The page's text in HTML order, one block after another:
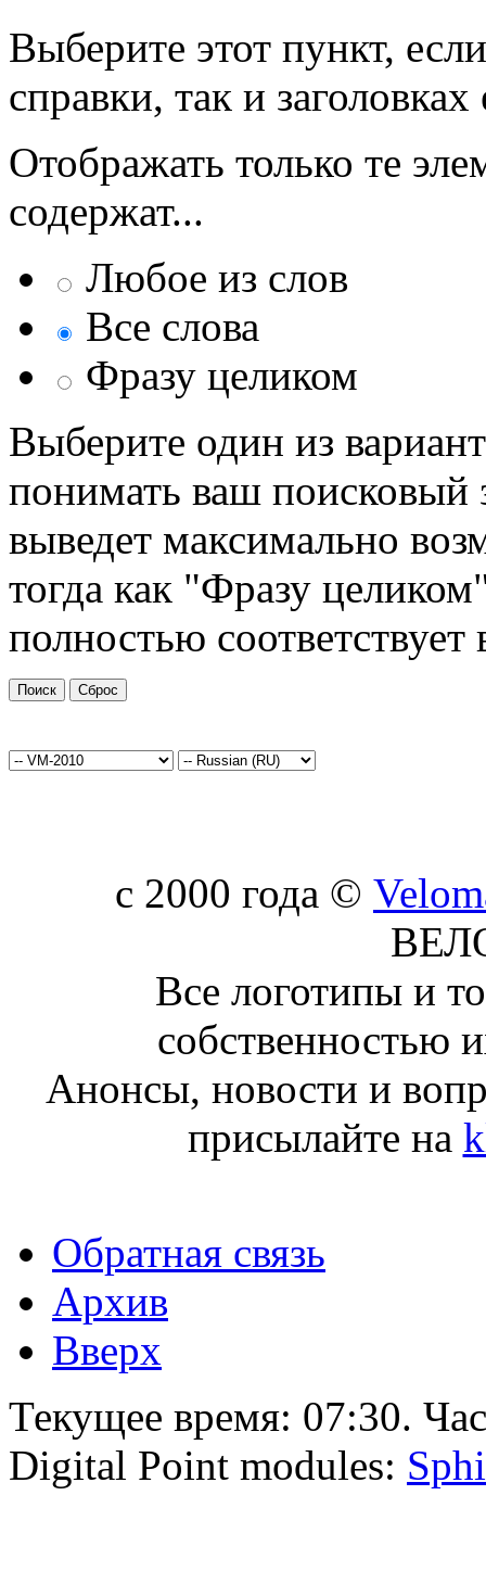
Выберите этот пункт,
справки, так и
Отображать только те
содержат...
Любое из слов
Все слова
Фразу целиком
Выберите один из
понимать ваш поисковый
выведет максимально
тогда как "Фразу
полностью
c 2000 года ©
Все логотипы и
собственностью
Анонсы, новости и
присылайте на
Обратная связь
Архив
Вверх
Текущее время: 07:30.
Digital Point modules: